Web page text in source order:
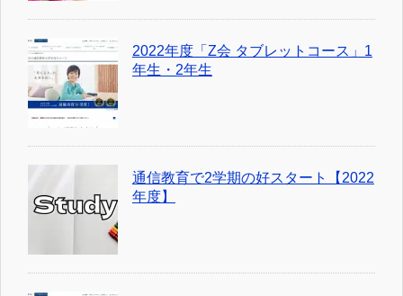
2022年度「Z会 タブレットコース」1
年生・2年生
通信教育で2学期の好スタート【2022
年度】